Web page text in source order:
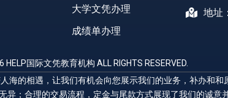
大学文凭办理
成绩单办理
地址
国际文凭教育机构 ALL RIGHTS RESERVED.
海的相遇，让我们有机会向您展示我们的业务，补办和
异；合理的交易流程，定金与尾款方式展现了我们的诚